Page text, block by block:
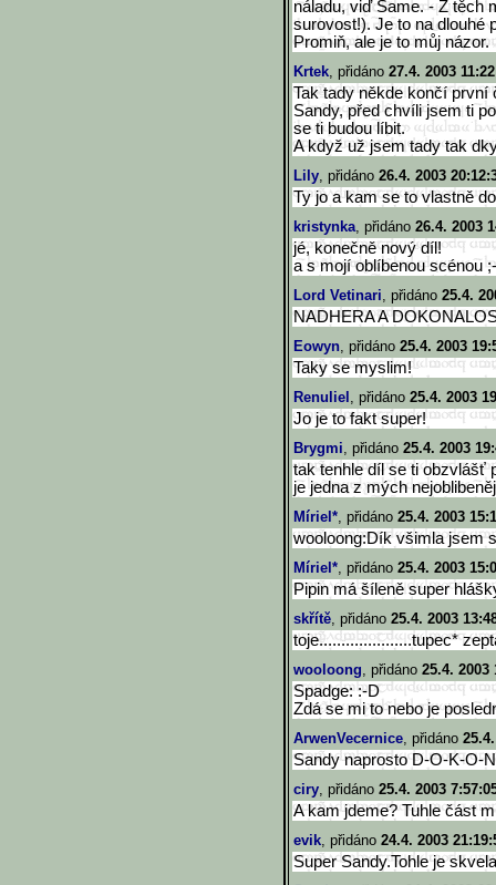
náladu, viď Same. - Z těch
surovost!). Je to na dlouhé
Promiň, ale je to můj názor.
Krtek, přidáno 27.4. 2003
Tak tady někde končí první
Sandy, před chvíli jsem ti
se ti budou líbit.
A když už jsem tady tak
Lily, přidáno 26.4. 2003
Ty jo a kam se to vlastně
kristynka, přidáno 26.4. 2003
jé, konečně nový díl!
a s mojí oblíbenou scénou
Lord Vetinari, přidáno 25.4.
NADHERA A
Eowyn, přidáno 25.4. 2003
Taky se myslim!
Renuliel , přidáno 25.4. 2003
Jo je to fakt super!
Brygmi, přidáno 25.4. 2003
tak tenhle díl se ti obzvlášť
je jedna z mých
Míriel*, přidáno 25.4. 2003
wooloong:Dík všimla jsem
Míriel*, přidáno 25.4. 2003
Pipin má šíleně super
skřítě, přidáno 25.4. 2003
toje.....................tupec*
wooloong, přidáno 25.4. 2003
Spadge: :-D
Zdá se mi to nebo je
ArwenVecernice, přidáno
Sandy naprosto D-O-K-O-
ciry, přidáno 25.4. 2003
A kam jdeme? Tuhle část
evik, přidáno 24.4. 2003
Super Sandy.Tohle je